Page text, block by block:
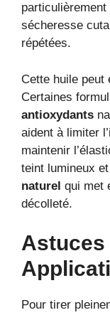
sécheresse
répétées.
Cette huile peut
Certaines
antioxydants
aident à limiter
maintenir
teint lumineux
naturel qui met
décolleté.
Astuces
Pour tirer